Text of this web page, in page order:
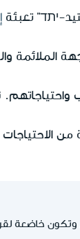
יתד" تعبئة
الملائمة
من
خاضعة